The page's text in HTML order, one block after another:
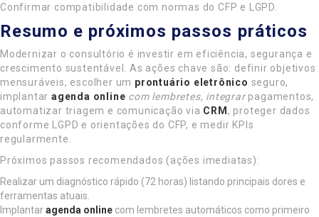
Confirmar compatibilidade com normas do CFP e LGPD.
Resumo e próximos passos práticos
Modernizar o consultório é investir em eficiência, segurança e
crescimento sustentável. As ações chave são: definir objetivos
mensuráveis, escolher um prontuário eletrônico seguro,
implantar agenda online com lembretes, integrarpagamentos,
automatizar triagem e comunicação via CRM , proteger dados
conforme LGPD e orientações do CFP, e medir KPIs
regularmente.
Próximos passos recomendados (ações imediatas):
Realizar um diagnóstico rápido (72 horas) listando principais dores e
ferramentas atuais.
Implantaragenda online com lembretes automáticos como primeiro